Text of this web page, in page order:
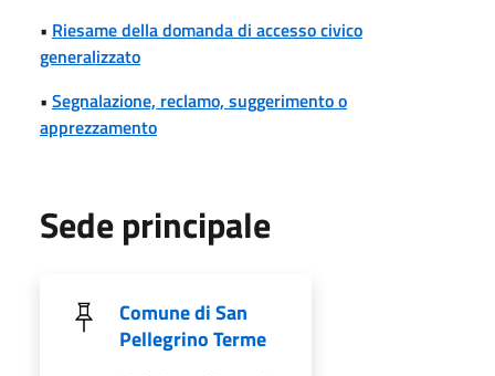
• Riesame della domanda di accesso civico
generalizzato
• Segnalazione, reclamo, suggerimento o
apprezzamento
Sede principale
Comune di San
Pellegrino Terme